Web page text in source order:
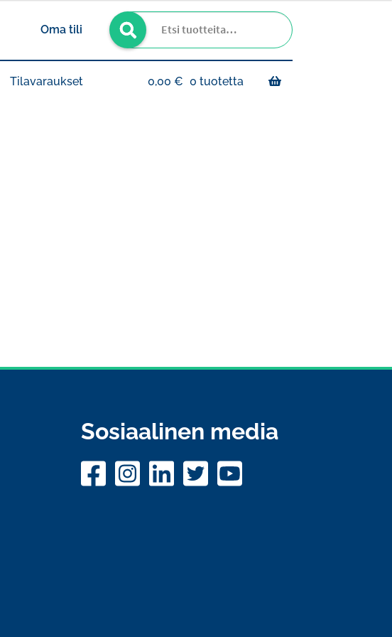
Oma tili
Etsi:
Haku
Tilavaraukset 0,00 € 0 tuotetta
Sosiaalinen media